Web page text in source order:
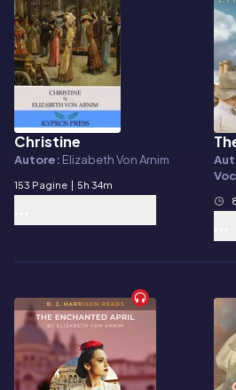
E-book
Christine
Autore: Elizabeth Von Arnim
153 Pagine | 5h 34m